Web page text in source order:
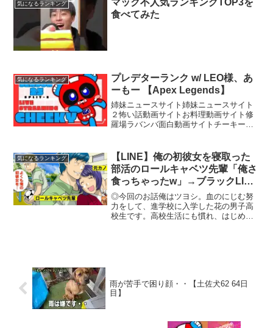
画の中ではおちゃらけた人...
気になるランキング
マック不人気ランキングTOP3を
食べてみた
気になるランキング
プレデターランク w/ LEO様、あ
ーもー 【Apex Legends】
姉妹ニュースサイト姉妹ニュースサイト
２怖い話動画サイトお料理動画サイト修
羅場ラバンバ面白動画サイトチーキーで
Donation (寄付)はこちら！Supp...
気になるランキング
【LINE】俺の初彼女を寝取った
部活のロールキャベツ先輩「俺さ
食っちゃったw」→ブラックLINE
で復讐した結果ww【スカッとす
る話】
◎今回のお話俺はツヨシ。血のにじむ努
力をして、進学校に入学した花の男子高
校生です。高校生活にも慣れ、はじめて
雨が苦手で困り顔・・【土佐犬62 64日
目】